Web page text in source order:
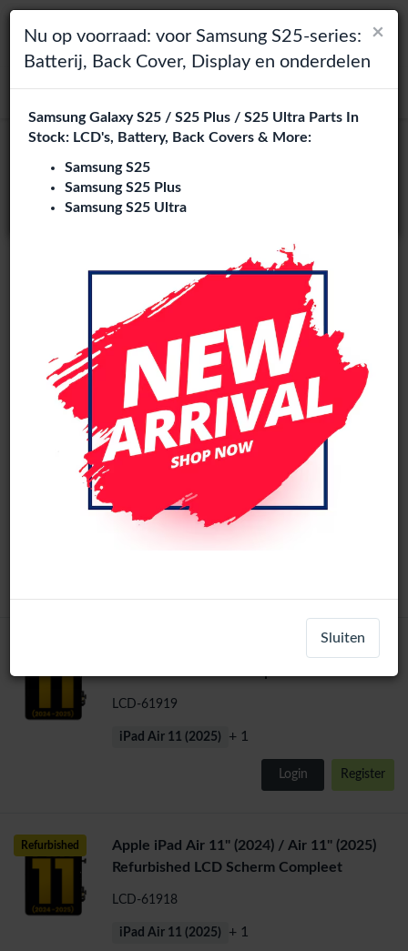
×
Kies je taal
Het lijkt erop dat je inVerenigde Statenbent.
Bezoeken.phone-city.nl
Blijf op deze site
Toggle navigation
zoeken
Login
IPad Air 11 (2025) onderdelen
groothandel
5 artikelen
Phone City is een gespecialiseerde B2B groothandel van
iPad Air 11 (2025) onderdelenin Europa. Wij leveren
exclusief aan reparatiebedrijven, retailers, webshops,
refurbishers en distributeurs met hoogwaardige Apple
onderdelen tegen concurrerende groothandelsprijzen.
LCD Accessories
Apple iPad Air 11" (2024) / Air 11" (2025)
Original LCD Scherm Compleet
LCD-10844
LCD-61919
iPad Air 11 (2025) + 1
Login Register
Refurbished
Apple iPad Air 11" (2024) / Air 11" (2025)
Refurbished LCD Scherm Compleet
LCD-61918
iPad Air 11 (2025) + 1
×
Nu op voorraad: voor Samsung S25-series:
Batterij, Back Cover, Display en onderdelen
Samsung Galaxy S25 / S25 Plus / S25 Ultra Parts In
Stock: LCD's, Battery, Back Covers & More:
Samsung S25
Samsung S25 Plus
Samsung S25 Ultra
Sluiten